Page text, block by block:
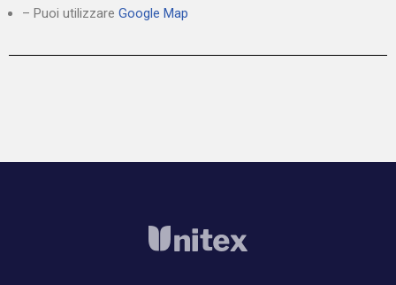
– Puoi utilizzare Google Map